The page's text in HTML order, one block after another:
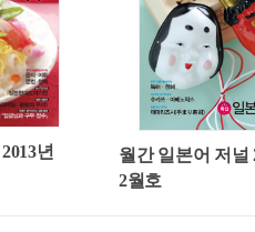
년
월간 일본어 저널
2월호